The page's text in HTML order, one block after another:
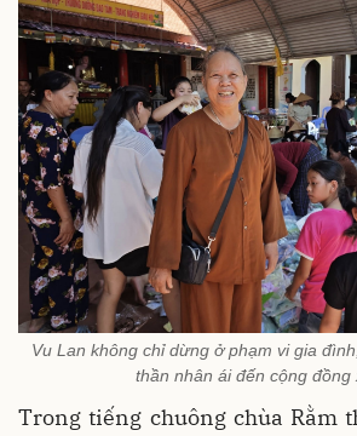
Vu Lan không chỉ dừng ở phạm vi gia
thần nhân ái đến cộng đồng
Trong tiếng chuông chùa Rằm